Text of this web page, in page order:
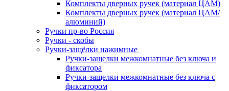
Комплекты дверных ручек (материал ЦАМ)
Комплекты дверных ручек (материал ЦАМ/
алюминий)
Ручки пр-во Россия
Ручки - скобы
Ручки-защёлки нажимные
Ручки-защелки межкомнатные без ключа и
фиксатора
Ручки-защелки межкомнатные без ключа с
фиксатором